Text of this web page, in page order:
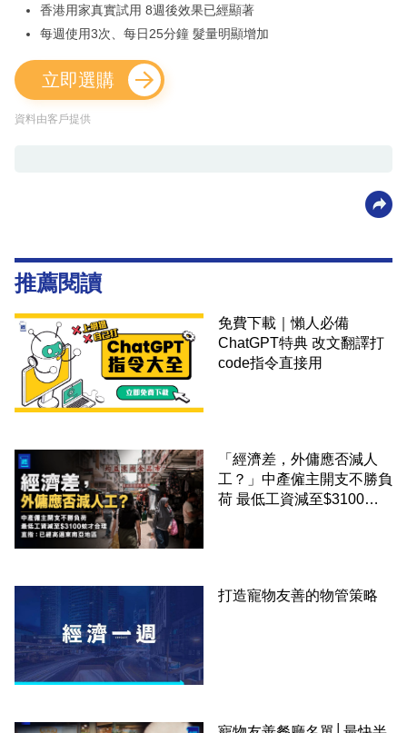
香港用家真實試用 8週後效果已經顯著
每週使用3次、每日25分鐘 髮量明顯增加
立即選購
資料由客戶提供
推薦閱讀
免費下載｜懶人必備
ChatGPT特典 改文翻譯打
code指令直接用
「經濟差，外傭應否減人
工？」中產僱主開支不勝負
荷 最低工資減至$3100蚊
打造寵物友善的物管策略